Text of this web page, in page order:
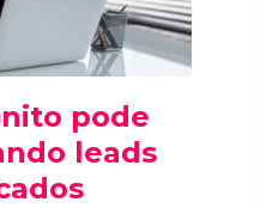
pode
leads